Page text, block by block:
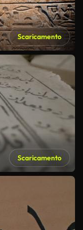
Scaricamento
Scaricamento